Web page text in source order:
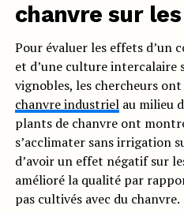
chanvre sur
Pour évaluer les effets d’un
et d’une culture intercalaire
vignobles, les chercheurs ont
chanvre industrielau milieu
plants de chanvre ont
s’acclimater sans irrigation
d’avoir un effet négatif sur
amélioré la qualité par
pas cultivés avec du chanvre.